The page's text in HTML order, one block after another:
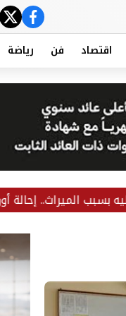
اقتصاد فن رياضة
إحالة أوراق مهندس